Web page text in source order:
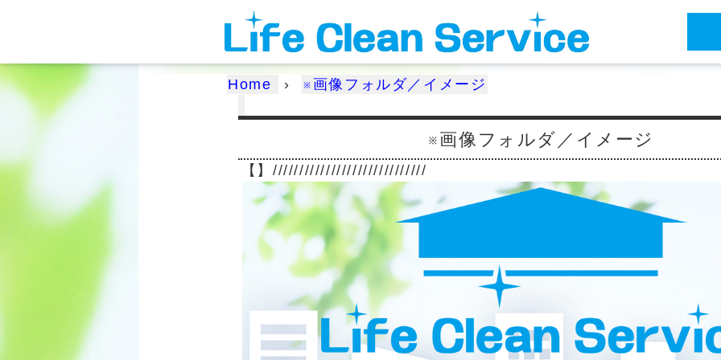
Home › ※画像フォルダ／イメージ
※画像フォルダ／イメージ
【】/////////////////////////////